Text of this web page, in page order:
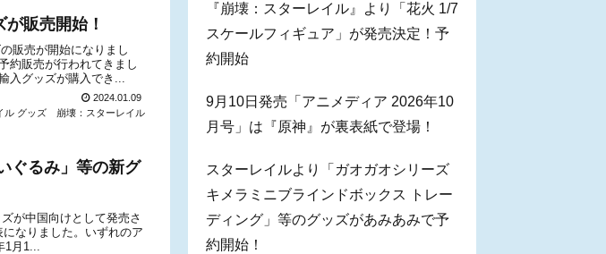
販売開始！
販売が開始になりまし
約販売が行われてきまし
入グッズが購入でき...
2024.01.09
ル グッズ
崩壊：スターレイル
ぐるみ」等の新グ
が中国向けとして発売さ
なりました。いずれのア
1月1...
『崩壊：スターレイル』より「花火 1/7
スケールフィギュア」が発売決定！予
約開始
9月10日発売「アニメディア 2026年10
月号」は『原神』が裏表紙で登場！
スターレイルより「ガオガオシリーズ
キメラミニブラインドボックス トレー
ディング」等のグッズがあみあみで予
約開始！